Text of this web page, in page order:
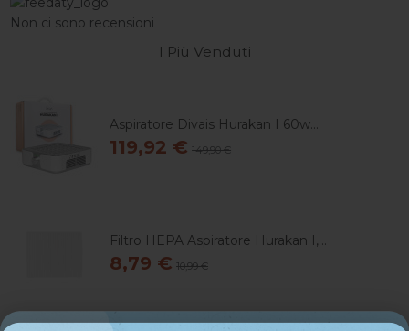
Non ci sono recensioni
I Più Venduti
Aspiratore Divais Hurakan I 60w...
119,92 € 149,90 €
Filtro HEPA Aspiratore Hurakan I,...
8,79 € 10,99 €